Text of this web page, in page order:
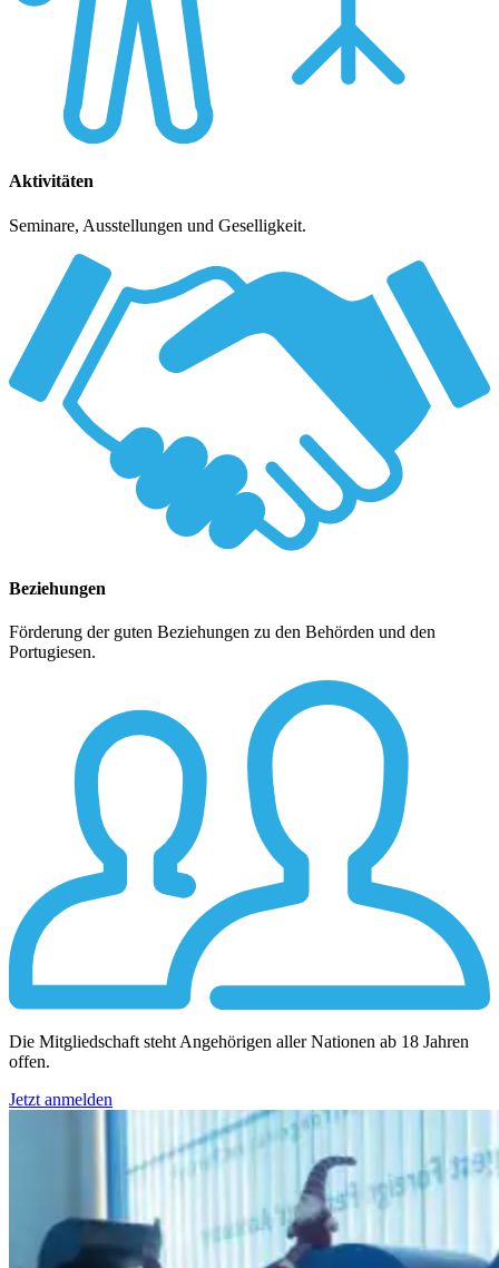
Aktivitäten
Seminare, Ausstellungen und Geselligkeit.
Beziehungen
Förderung der guten Beziehungen zu den Behörden und den
Portugiesen.
Die Mitgliedschaft steht Angehörigen aller Nationen ab 18 Jahren
offen.
Jetzt anmelden